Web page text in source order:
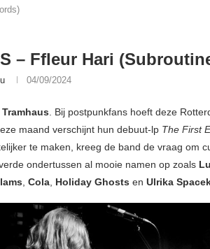
– Ffleur Hari
04/09/2024
Tramhaus. Bij postpunkfans hoeft deze
maand verschijnt hun debuut-lp The First
te maken, kreeg de band de vraag om
ondertussen al mooie namen op zoals
, Cola, Holiday Ghosts en Ulrika